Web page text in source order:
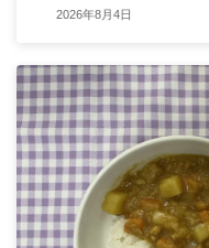
2026年8月4日